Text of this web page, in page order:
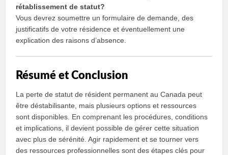
rétablissement de statut?
Vous devrez soumettre un formulaire de demande, des
justificatifs de votre résidence et éventuellement une
explication des raisons d’absence.
Résumé et Conclusion
La perte de statut de résident permanent au Canada peut
être déstabilisante, mais plusieurs options et ressources
sont disponibles. En comprenant les procédures, conditions
et implications, il devient possible de gérer cette situation
avec plus de sérénité. Agir rapidement et se tourner vers
des ressources professionnelles sont des étapes clés pour